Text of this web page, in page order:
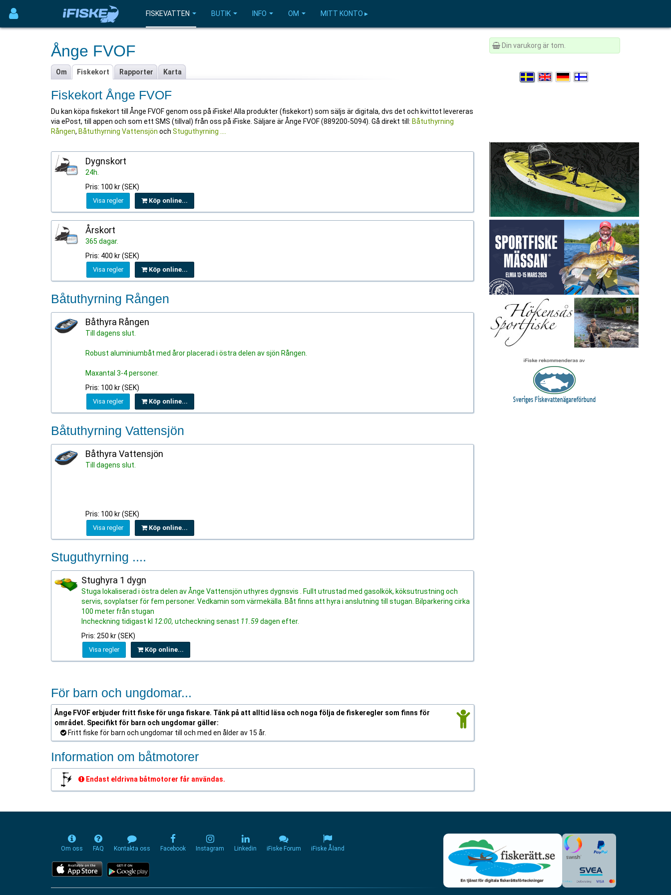
FISKEVATTEN BUTIK INFO OM MITT KONTO ▸
Ånge FVOF
Om Fiskekort Rapporter Karta
Fiskekort Ånge FVOF
Du kan köpa fiskekort till Ånge FVOF genom oss på iFiske! Alla produkter (fiskekort) som säljs är digitala, dvs det och kvittot levereras
via ePost, till appen och som ett SMS (tillval) från oss på iFiske. Säljare är Ånge FVOF (889200-5094). Gå direkt till: Båtuthyrning
Rången, Båtuthyrning Vattensjön och Stuguthyrning ....
Dygnskort
24h.
Pris: 100 kr (SEK)
Visa regler Köp online...
Årskort
365 dagar.
Pris: 400 kr (SEK)
Visa regler Köp online...
Båtuthyrning Rången
Båthyra Rången
Till dagens slut.
Robust aluminiumbåt med åror placerad i östra delen av sjön Rången.
Maxantal 3-4 personer.
Pris: 100 kr (SEK)
Visa regler Köp online...
Båtuthyrning Vattensjön
Båthyra Vattensjön
Till dagens slut.
Pris: 100 kr (SEK)
Visa regler Köp online...
Stuguthyrning ....
Stughyra 1 dygn
Stuga lokaliserad i östra delen av Ånge Vattensjön uthyres dygnsvis . Fullt utrustad med gasolkök, köksutrustning och
servis, sovplatser för fem personer. Vedkamin som värmekälla. Båt finns att hyra i anslutning till stugan. Bilparkering cirka
100 meter från stugan
Incheckning tidigast kl 12:00, utcheckning senast 11.59 dagen efter.
Pris: 250 kr (SEK)
Visa regler Köp online...
För barn och ungdomar...
Ånge FVOF erbjuder fritt fiske för unga fiskare. Tänk på att alltid läsa och noga följa de fiskeregler som finns för
området. Specifikt för barn och ungdomar gäller:
Fritt fiske för barn och ungdomar till och med en ålder av 15 år.
Information om båtmotorer
Endast eldrivna båtmotorer får användas.
Din varukorg är tom.
Om oss FAQ Kontakta oss Facebook Instagram Linkedin iFiske Forum iFiske Åland